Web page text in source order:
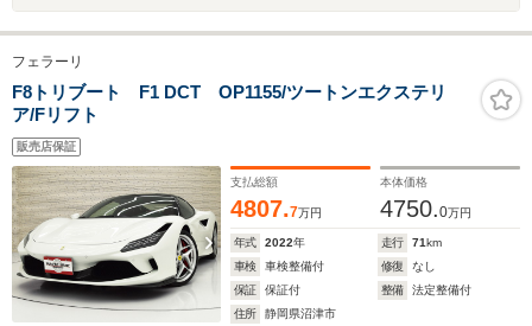
フェラーリ
F8トリブート F1 DCT OP1155/ツートンエクステリ
ア/Fリフト
販売店保証
支払総額
4807.7万円
本体価格
4750.0万円
年式 2022年 走行 71km
車検
車検整備付 修復
なし
保証
保証付 整備
法定整備付
住所
静岡県沼津市